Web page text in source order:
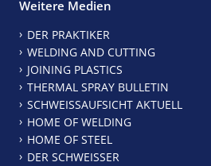
Weitere Medien
DER PRAKTIKER
WELDING AND CUTTING
JOINING PLASTICS
THERMAL SPRAY BULLETIN
SCHWEISSAUFSICHT AKTUELL
HOME OF WELDING
HOME OF STEEL
DER SCHWEISSER